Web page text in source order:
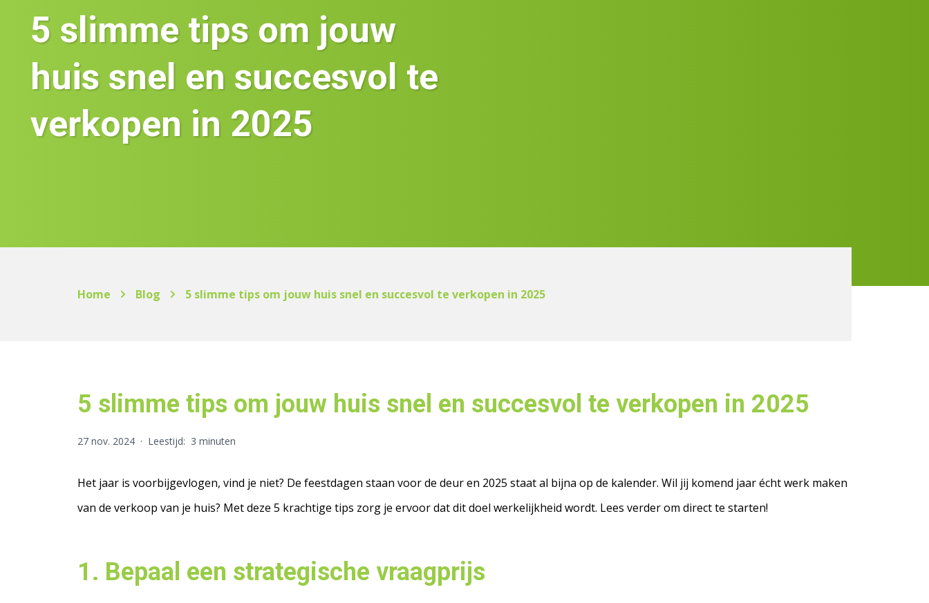
5 slimme tips om jouw
huis snel en succesvol te
verkopen in 2025
Home Blog 5 slimme tips om jouw huis snel en succesvol te verkopen in 2025
5 slimme tips om jouw huis snel en succesvol te verkopen in 2025
27 nov. 2024 · Leestijd: 3 minuten
Het jaar is voorbijgevlogen, vind je niet? De feestdagen staan voor de deur en 2025 staat al bijna op de kalender. Wil jij komend jaar écht werk maken
van de verkoop van je huis? Met deze 5 krachtige tips zorg je ervoor dat dit doel werkelijkheid wordt. Lees verder om direct te starten!
1. Bepaal een strategische vraagprijs